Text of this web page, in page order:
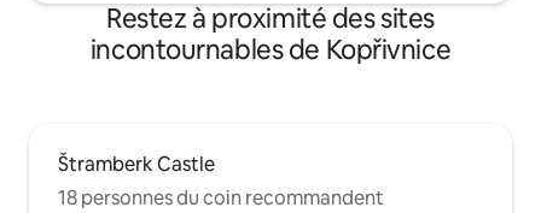
Restez à proximité des sites
incontournables de Kopřivnice
Štramberk Castle
18 personnes du coin recommandent